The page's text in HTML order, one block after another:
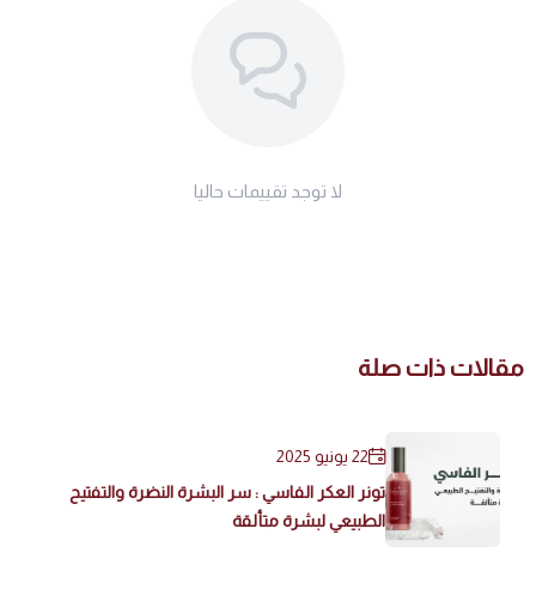
لا توجد تقييمات حاليا
مقالات ذات صلة
22 يونيو 2025
تونر العكر الفاسي : سر البشرة النضرة والتفتيح
الطبيعي لبشرة متألقة